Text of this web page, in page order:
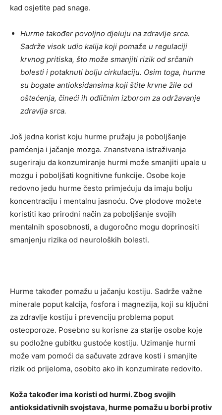
kad osjetite pad snage.
Hurme također povoljno djeluju na zdravlje srca.
Sadrže visok udio kalija koji pomaže u regulaciji
krvnog pritiska, što može smanjiti rizik od srčanih
bolesti i potaknuti bolju cirkulaciju. Osim toga, hurme
su bogate antioksidansima koji štite krvne žile od
oštećenja, čineći ih odličnim izborom za održavanje
zdravlja srca.
Još jedna korist koju hurme pružaju je poboljšanje
pamćenja i jačanje mozga. Znanstvena istraživanja
sugeriraju da konzumiranje hurmi može smanjiti upale u
mozgu i poboljšati kognitivne funkcije. Osobe koje
redovno jedu hurme često primjećuju da imaju bolju
koncentraciju i mentalnu jasnoću. Ove plodove možete
koristiti kao prirodni način za poboljšanje svojih
mentalnih sposobnosti, a dugoročno mogu doprinositi
smanjenju rizika od neuroloških bolesti.
Hurme također pomažu u jačanju kostiju. Sadrže važne
minerale poput kalcija, fosfora i magnezija, koji su ključni
za zdravlje kostiju i prevenciju problema poput
osteoporoze. Posebno su korisne za starije osobe koje
su podložne gubitku gustoće kostiju. Uzimanje hurmi
može vam pomoći da sačuvate zdrave kosti i smanjite
rizik od prijeloma, osobito ako ih konzumirate redovito.
Koža također ima koristi od hurmi. Zbog svojih
antioksidativnih svojstava, hurme pomažu u borbi protiv